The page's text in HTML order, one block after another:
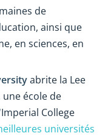
de
ainsi que
en sciences, en
abrite la Lee
une école de
College
universités